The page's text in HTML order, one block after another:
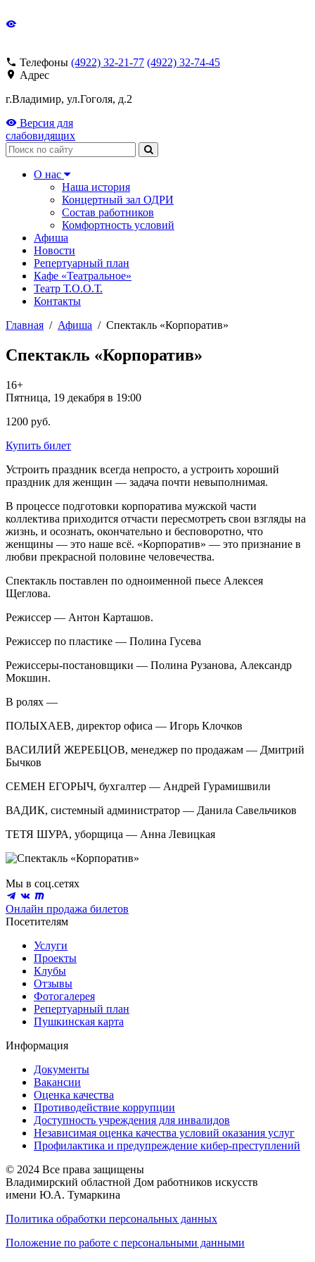
Телефоны (4922) 32-21-77 (4922) 32-74-45
Адрес
г.Владимир, ул.Гоголя, д.2
Версия для
слабовидящих
Поиск
О нас
Наша история
Концертный зал ОДРИ
Состав работников
Комфортность условий
Афиша
Новости
Репертуарный план
Кафе «Театральное»
Театр Т.О.О.Т.
Контакты
Главная / Афиша / Спектакль «Корпоратив»
Спектакль «Корпоратив»
16+
Пятница, 19 декабря в 19:00
1200 руб.
Купить билет
Устроить праздник всегда непросто, а устроить хороший
праздник для женщин — задача почти невыполнимая.
В процессе подготовки корпоратива мужской части
коллектива приходится отчасти пересмотреть свои взгляды на
жизнь, и осознать, окончательно и бесповоротно, что
женщины — это наше всё. «Корпоратив» — это признание в
любви прекрасной половине человечества.
Спектакль поставлен по одноименной пьесе Алексея
Щеглова.
Режиссер — Антон Карташов.
Режиссер по пластике — Полина Гусева
Режиссеры-постановщики — Полина Рузанова, Александр
Мокшин.
В ролях —
ПОЛЫХАЕВ, директор офиса — Игорь Клочков
ВАСИЛИЙ ЖЕРЕБЦОВ, менеджер по продажам — Дмитрий
Бычков
СЕМЕН ЕГОРЫЧ, бухгалтер — Андрей Гурамишвили
ВАДИК, системный администратор — Данила Савельчиков
ТЕТЯ ШУРА, уборщица — Анна Левицкая
Мы в соц.сетях
Онлайн продажа билетов
Посетителям
Услуги
Проекты
Клубы
Отзывы
Фотогалерея
Репертуарный план
Пушкинская карта
Информация
Документы
Вакансии
Оценка качества
Противодействие коррупции
Доступность учреждения для инвалидов
Независимая оценка качества условий оказания услуг
Профилактика и предупреждение кибер-преступлений
© 2024 Все права защищены
Владимирский областной Дом работников искусств
имени Ю.А. Тумаркина
Политика обработки персональных данных
Положение по работе с персональными данными